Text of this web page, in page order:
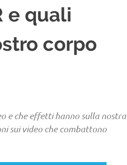
e quali
corpo
e che effetti hanno sulla nostra
sui video che combattono